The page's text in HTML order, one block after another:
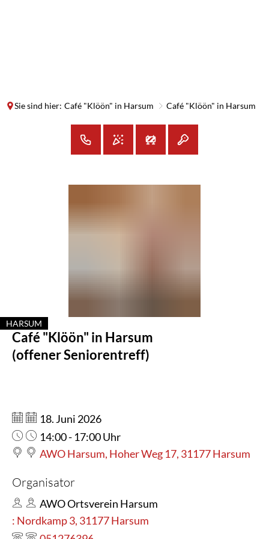
Sie sind hier: Café "Klöön" in Harsum Café "Klöön" in Harsum
Harsum
HARSUM
KATEGORIE: HARSUM
Café "Klöön" in Harsum
(offener Seniorentreff)
Datum:
18. Juni 2026
Uhrzeit:
14:00 - 17:00 Uhr
AWO Harsum, Hoher Weg 17, 31177 Harsum
Organisator
AWO Ortsverein Harsum
: Nordkamp 3, 31177 Harsum